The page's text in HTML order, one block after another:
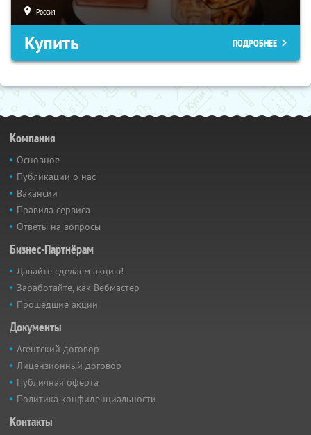
Россия
Купить ПОДРОБНЕЕ
Компания
Основное
Публикации о нас
Вакансии
Правила сервиса
Ответы на вопросы
Бизнес-Партнёрам
Давайте сделаем акцию!
Заработайте, как Вебмастер
Прошедшие акции
Документы
Агентский договор
Лицензионный договор
Публичная оферта
Политика конфиденциальности
Контакты